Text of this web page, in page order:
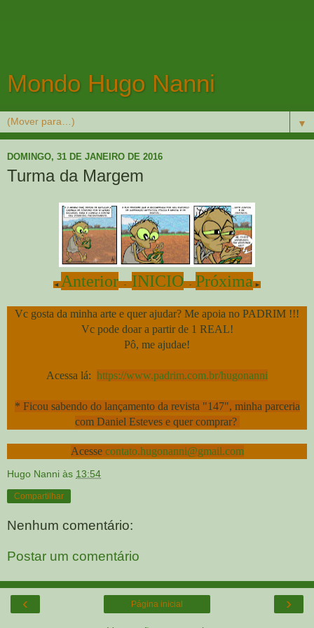
Mondo Hugo Nanni
▼
DOMINGO, 31 DE JANEIRO DE 2016
Turma da Margem
◄ Anterior - INICIO - Próxima ►
Vc gosta da minha arte e quer ajudar? Me apoia no PADRIM !!!
Vc pode doar a partir de 1 REAL!
Pô, me ajudae!
Acessa lá: https://www.padrim.com.br/hugonanni
* Ficou sabendo do lançamento da revista "147", minha parceria
com Daniel Esteves e quer comprar?
Acesse contato.hugonanni@gmail.com
Hugo Nanni às 13:54
Compartilhar
Nenhum comentário:
Postar um comentário
‹ ›
Página inicial